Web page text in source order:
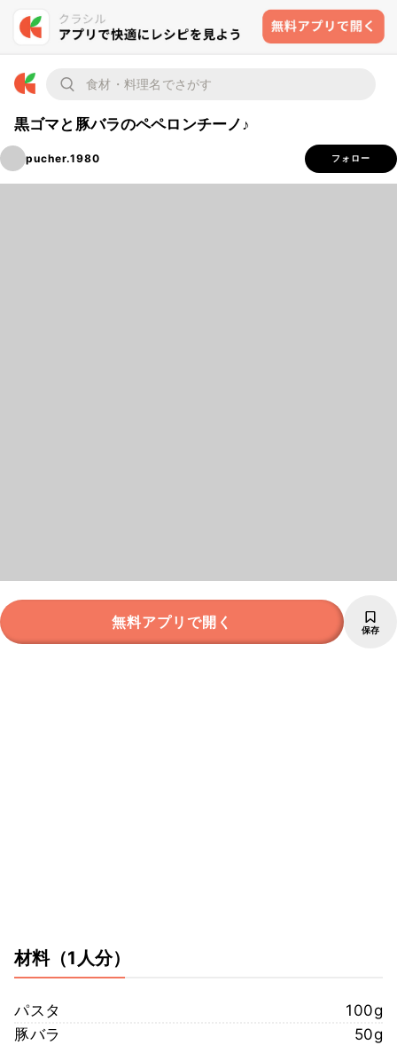
黒ゴマと豚バラのペペロンチーノ♪
pucher.1980 フォロー
無料アプリで開く 保存
材料（1人分）
パスタ
100g
豚バラ
50g